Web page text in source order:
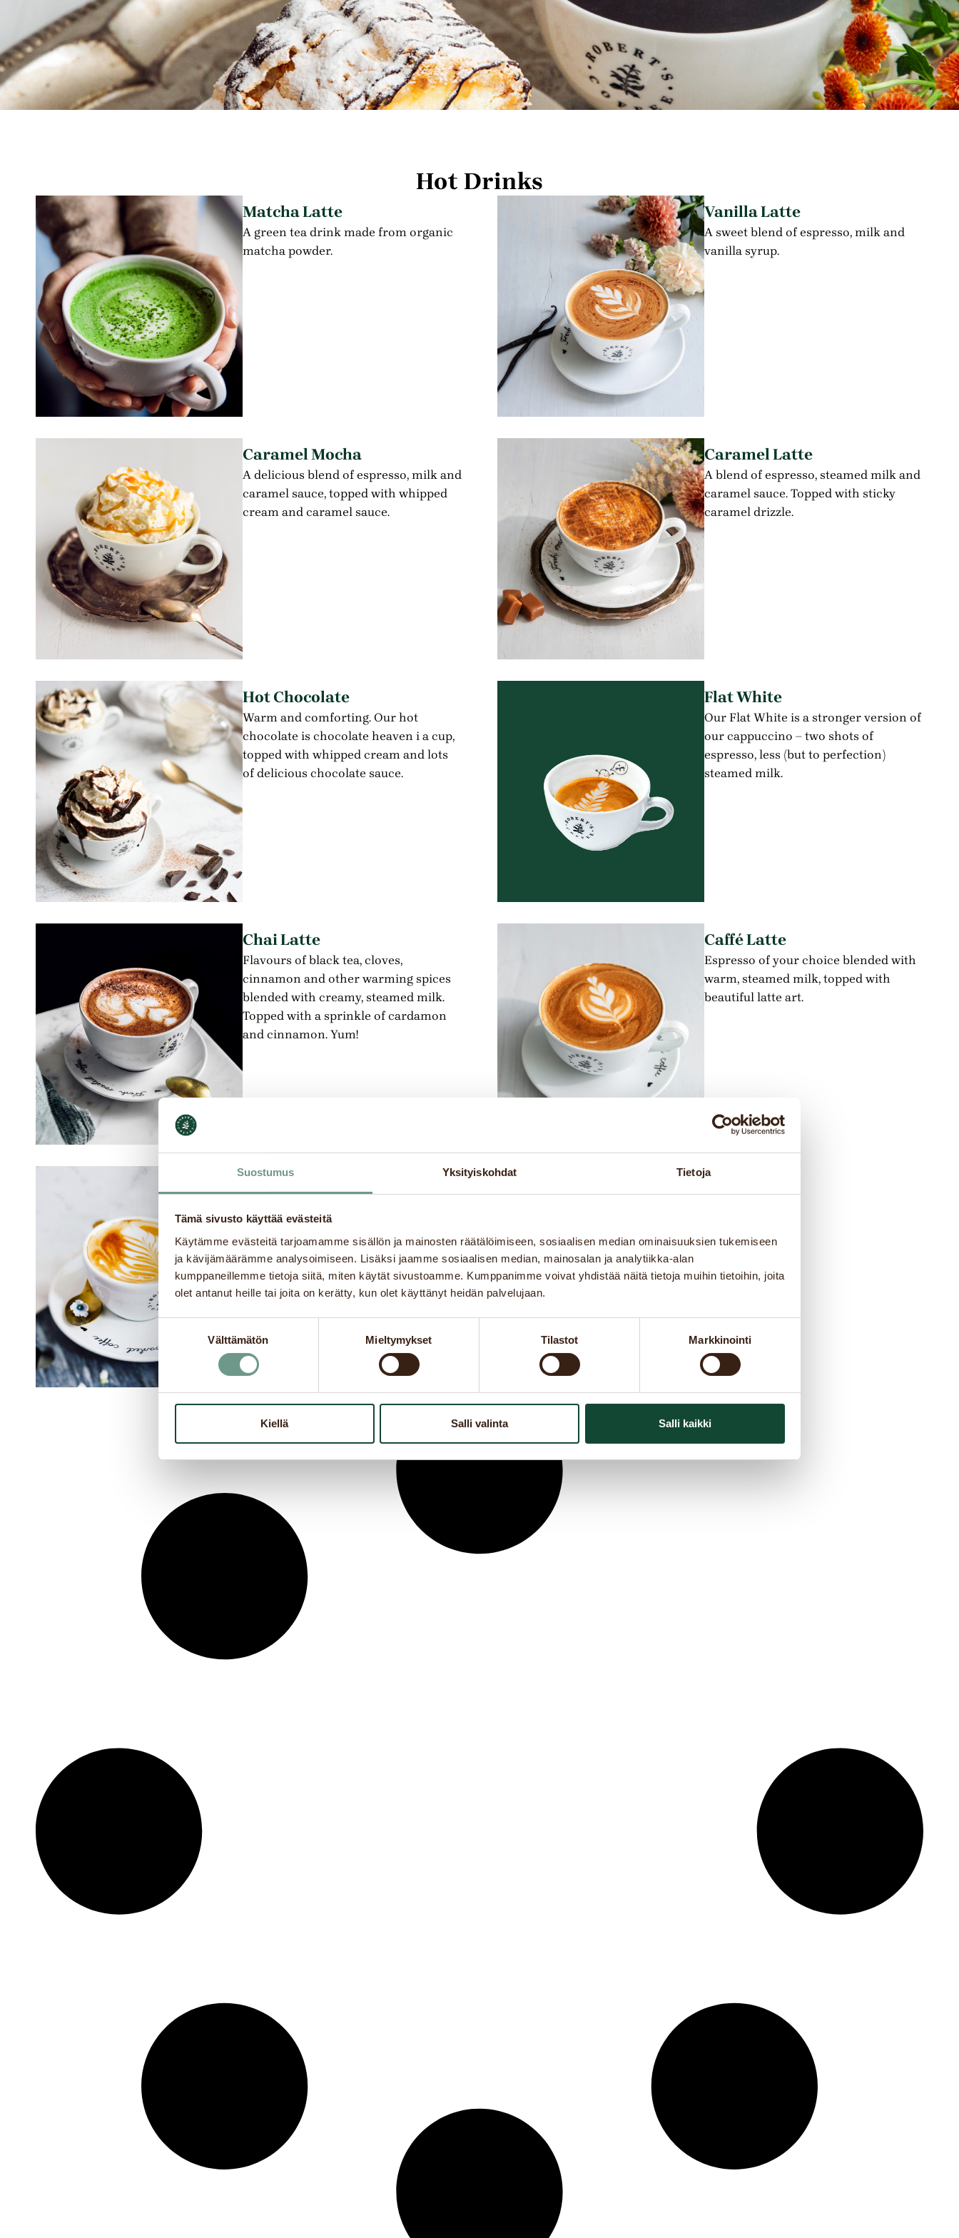
Suostumus Yksityiskohdat Tietoja
Tämä sivusto käyttää evästeitä
Käytämme evästeitä tarjoamamme sisällön ja mainosten räätälöimiseen, sosiaalisen median ominaisuuksien tukemiseen
ja kävijämäärämme analysoimiseen. Lisäksi jaamme sosiaalisen median, mainosalan ja analytiikka-alan
kumppaneillemme tietoja siitä, miten käytät sivustoamme. Kumppanimme voivat yhdistää näitä tietoja muihin tietoihin, joita
olet antanut heille tai joita on kerätty, kun olet käyttänyt heidän palvelujaan.
Välttämätön Mieltymykset Tilastot Markkinointi
Kiellä Salli valinta Salli kaikki
Hot Drinks
Matcha Latte
A green tea drink made from organic
matcha powder.
Vanilla Latte
A sweet blend of espresso, milk and
vanilla syrup.
Caramel Mocha
A delicious blend of espresso, milk and
caramel sauce, topped with whipped
cream and caramel sauce.
Caramel Latte
A blend of espresso, steamed milk and
caramel sauce. Topped with sticky
caramel drizzle.
Hot Chocolate
Warm and comforting. Our hot
chocolate is chocolate heaven i a cup,
topped with whipped cream and lots
of delicious chocolate sauce.
Flat White
Our Flat White is a stronger version of
our cappuccino – two shots of
espresso, less (but to perfection)
steamed milk.
Chai Latte
Flavours of black tea, cloves,
cinnamon and other warming spices
blended with creamy, steamed milk.
Topped with a sprinkle of cardamon
and cinnamon. Yum!
Caffé Latte
Espresso of your choice blended with
warm, steamed milk, topped with
beautiful latte art.
creamy, steamed milk topped with a
soft milk foam and beautiful latte art.